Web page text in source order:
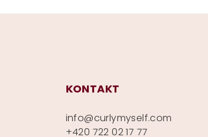
KONTAKT
info@curlymyself.com
+420 722 02 17 77